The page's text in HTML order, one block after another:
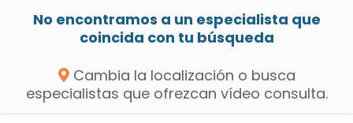
No encontramos a un especialista que
coincida con tu búsqueda
Cambia la localización o busca
especialistas que ofrezcan vídeo consulta.